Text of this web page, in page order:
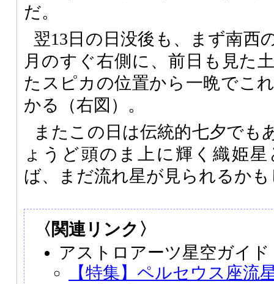
だ。
翌13日の日没後も、まず南西
月のすぐ右側に、前日も見た
たスピカの位置から一晩でこ
かる（右図）。
またこの日は伝統的七夕でも
ょうど頭のま上に輝く織姫
ば、まだ流れ星が見られるか
〈関連リンク〉
アストロアーツ星空ガイド
【特集】ペルセウス座流